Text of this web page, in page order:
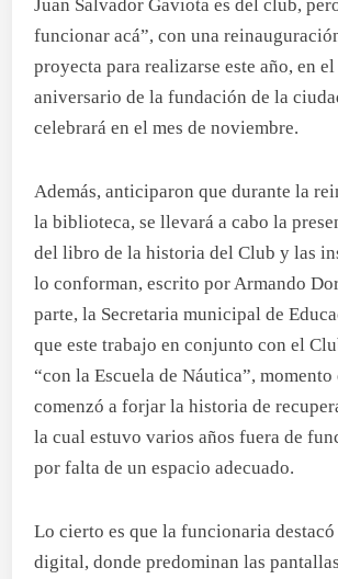
Juan Salvador Gaviota es del club,
funcionar acá”, con una
proyecta para realizarse este año, en el
aniversario de la fundación de la
celebrará en el mes de noviembre.
Además, anticiparon que durante la
la biblioteca, se llevará a cabo la
del libro de la historia del Club y las
lo conforman, escrito por Armando
parte, la Secretaria municipal de
que este trabajo en conjunto con el
“con la Escuela de Náutica”, momento
comenzó a forjar la historia de
la cual estuvo varios años fuera de
por falta de un espacio adecuado.
Lo cierto es que la funcionaria destacó
digital, donde predominan las